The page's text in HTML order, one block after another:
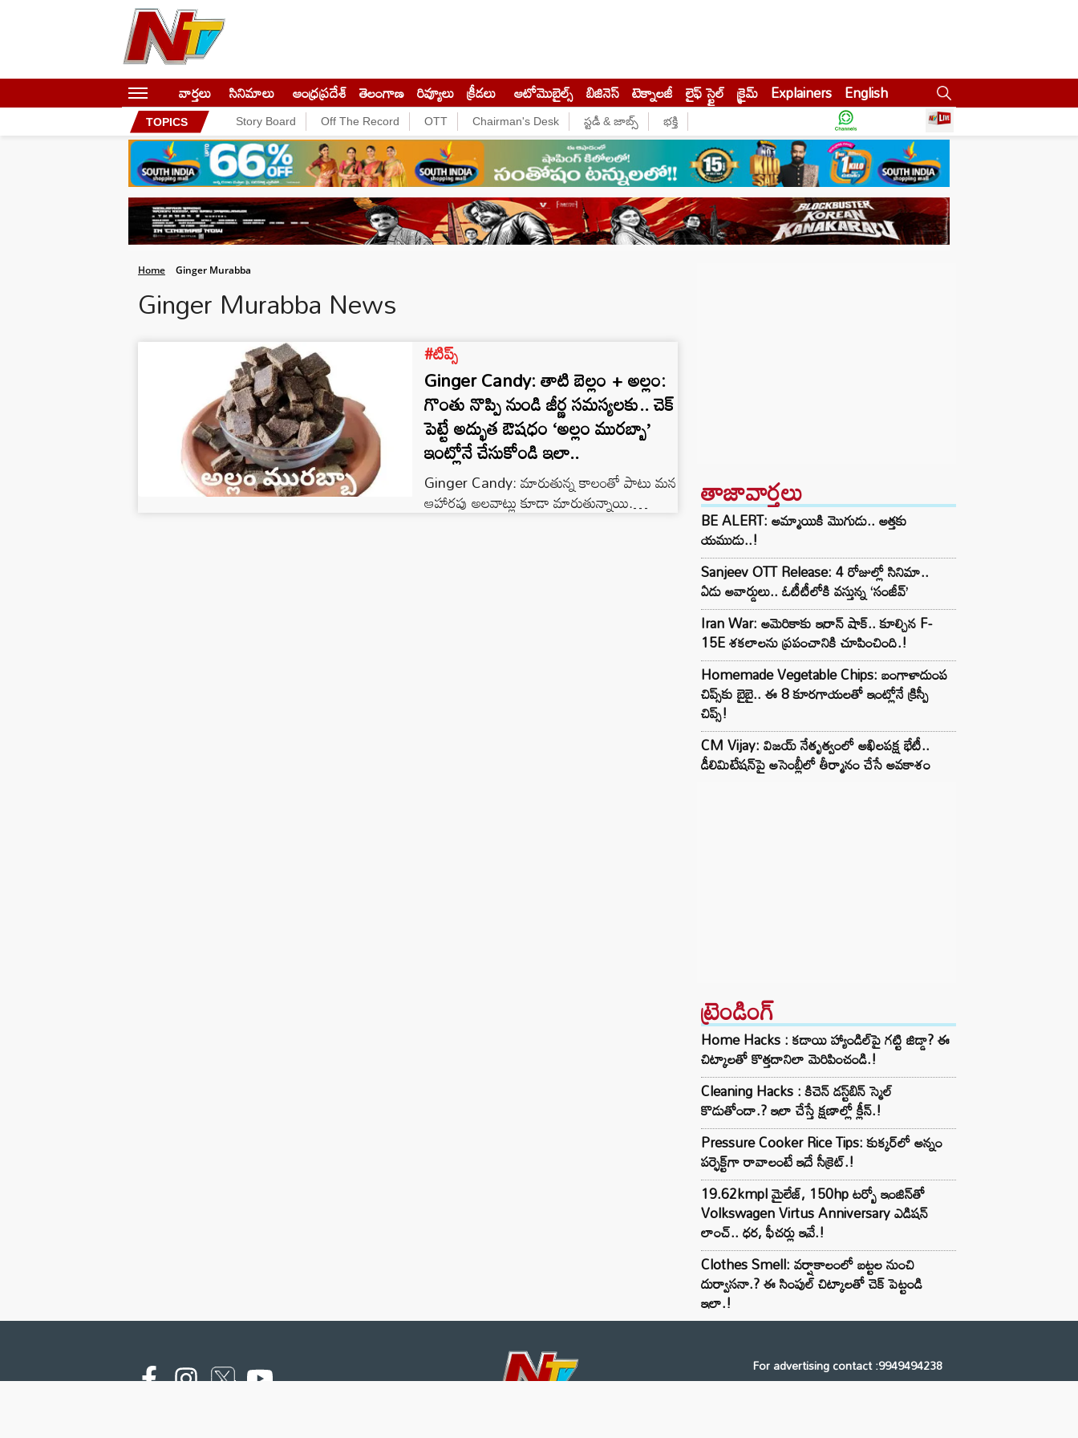
వార్తలు సినిమాలు ఆంధ్రప్రదేశ్ తెలంగాణ రివ్యూలు క్రీడలు ఆటోమొబైల్స్ బిజినెస్‌ టెక్నాలజీ లైఫ్ స్టైల్ క్రైమ్ Explainers English
TOPICS Story Board Off The Record OTT Chairman's Desk స్టడీ & జాబ్స్ భక్తి
Home Ginger Murabba
Ginger Murabba News
#టిప్స్
Ginger Candy: తాటి బెల్లం + అల్లం:
గొంతు నొప్పి నుండి జీర్ణ సమస్యలకు.. చెక్
పెట్టే అద్భుత ఔషధం ‘అల్లం మురబ్బా’
ఇంట్లోనే చేసుకోండి ఇలా..
Ginger Candy: మారుతున్న కాలంతో పాటు మన
ఆహారపు అలవాట్లు కూడా మారుతున్నాయి.
ముఖ్యంగా జలుబు, దగ్గు, గొంతు నొప్పి వంటి
తాజావార్తలు
BE ALERT: అమ్మాయికి మొగుడు.. అత్తకు
యముడు..!
Sanjeev OTT Release: 4 రోజుల్లో సినిమా..
ఏడు అవార్డులు.. ఓటీటీలోకి వస్తున్న ‘సంజీవ్’
Iran War: అమెరికాకు ఇరాన్ షాక్.. కూల్చిన F-
15E శకలాలను ప్రపంచానికి చూపించింది.!
Homemade Vegetable Chips: బంగాళాదుంప
చిప్స్‌కు బైబై.. ఈ 8 కూరగాయలతో ఇంట్లోనే క్రిస్పీ
చిప్స్!
CM Vijay: విజయ్ నేతృత్వంలో అఖిలపక్ష భేటీ..
డీలిమిటేషన్‌పై అసెంబ్లీలో తీర్మానం చేసే అవకాశం
ట్రెండింగ్‌
Home Hacks : కడాయి హ్యాండిల్‌పై గట్టి జిడ్డా? ఈ
చిట్కాలతో కొత్తదానిలా మెరిపించండి.!
Cleaning Hacks : కిచెన్ డస్ట్‌బిన్ స్మెల్
కొడుతోందా.? ఇలా చేస్తే క్షణాల్లో క్లీన్.!
Pressure Cooker Rice Tips: కుక్కర్‌లో అన్నం
పర్ఫెక్ట్‌గా రావాలంటే ఇదే సీక్రెట్.!
19.62kmpl మైలేజ్, 150hp టర్బో ఇంజిన్‌తో
Volkswagen Virtus Anniversary ఎడిషన్
లాంచ్.. ధర, ఫీచర్లు ఇవే.!
Clothes Smell: వర్షాకాలంలో బట్టల నుంచి
దుర్వాసనా.? ఈ సింపుల్ చిట్కాలతో చెక్ పెట్టండి
ఇలా.!
For advertising contact :9949494238
Email: digital@ntvnetwork.com